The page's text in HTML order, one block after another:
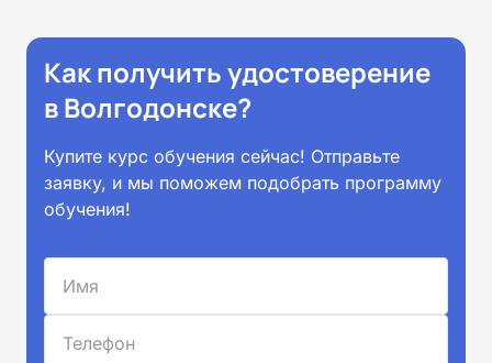
Как получить удостоверение
в Волгодонске?
Купите курс обучения сейчас! Отправьте
заявку, и мы поможем подобрать программу
обучения!